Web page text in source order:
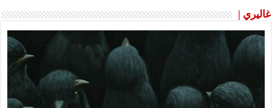
غاليري |